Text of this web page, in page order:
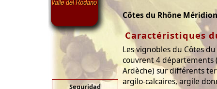
Seguridad
Côtes du Rhône
Caractéristiques
Les vignobles du Côtes
couvrent 4 départements
Ardèche) sur différents
argilo-calcaires, argile